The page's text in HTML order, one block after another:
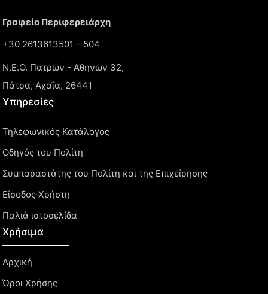
Γραφείο Περιφερειάρχη
+30 2613613501 – 504
Ν.Ε.Ο. Πατρών - Αθηνών 32,
Πάτρα, Αχαΐα, 26441
Υπηρεσίες
Τηλεφωνικός Κατάλογος
Οδηγός του Πολίτη
Συμπαραστάτης του Πολίτη και της Επιχείρησης
Είσοδος Χρήστη
Παλιά ιστοσελίδα
Χρήσιμα
Αρχική
Όροι Χρήσης